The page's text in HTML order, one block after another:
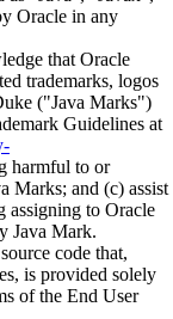
Oracle in any
that Oracle
trademarks, logos
("Java Marks")
Guidelines at
harmful to or
Marks; and (c) assist
assigning to Oracle
Java Mark.
code that,
is provided solely
of the End User